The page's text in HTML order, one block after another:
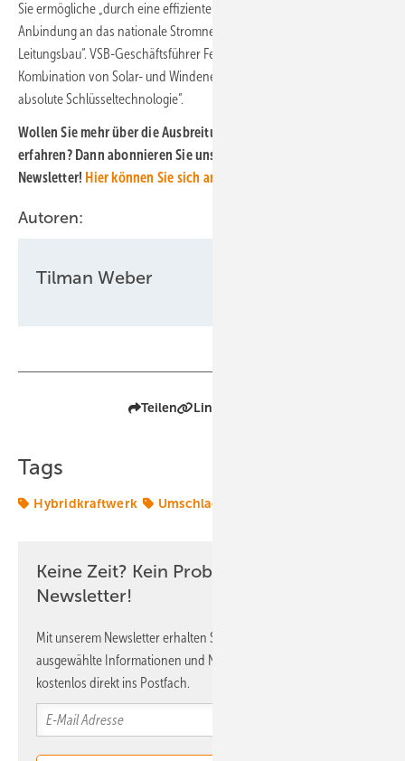
Sie ermögliche „durch eine effiziente Auslegung eine problemlose
Anbindung an das nationale Stromnetz ohne zusätzlichen
Leitungsbau“. VSB-Geschäftsführer Felix Grolman betonte, die
Kombination von Solar- und Windenergie in Hybridprojekten sei „eine
absolute Schlüsseltechnologie“.
Wollen Sie mehr über die Ausbreitung der Hybridprojekte
erfahren? Dann abonnieren Sie unseren kostenlosen
Newsletter! Hier können Sie sich anmelden.
Autoren:
Tilman Weber
Teilen Link kopieren
Tags
Hybridkraftwerk Umschlag
Keine Zeit? Kein Problem mit dem ERE
Newsletter!
Mit unserem Newsletter erhalten Sie regelmäßig von uns
ausgewählte Informationen und Neuigkeiten, gebündelt und
kostenlos direkt ins Postfach.